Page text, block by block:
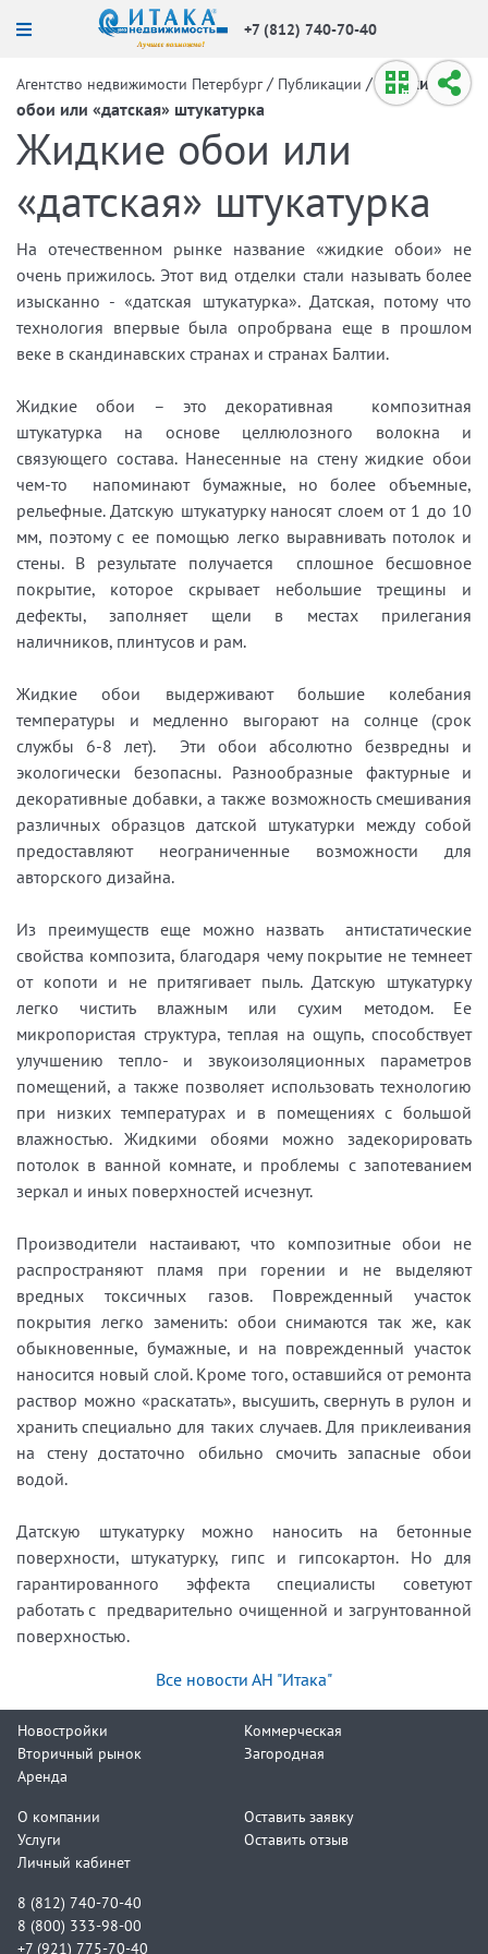
+7 (812) 740-70-40
Агентство недвижимости Петербург / Публикации / Жидкие
обои или «датская» штукатурка
Жидкие обои или
«датская» штукатурка
На отечественном рынке название «жидкие обои» не
очень прижилось. Этот вид отделки стали называть более
изысканно - «датская штукатурка». Датская, потому что
технология впервые была опробрвана еще в прошлом
веке в скандинавских странах и странах Балтии.
Жидкие обои – это декоративная композитная
штукатурка на основе целлюлозного волокна и
связующего состава. Нанесенные на стену жидкие обои
чем-то напоминают бумажные, но более объемные,
рельефные. Датскую штукатурку наносят слоем от 1 до 10
мм, поэтому с ее помощью легко выравнивать потолок и
стены. В результате получается сплошное бесшовное
покрытие, которое скрывает небольшие трещины и
дефекты, заполняет щели в местах прилегания
наличников, плинтусов и рам.
Жидкие обои выдерживают большие колебания
температуры и медленно выгорают на солнце (срок
службы 6-8 лет). Эти обои абсолютно безвредны и
экологически безопасны. Разнообразные фактурные и
декоративные добавки, а также возможность смешивания
различных образцов датской штукатурки между собой
предоставляют неограниченные возможности для
авторского дизайна.
Из преимуществ еще можно назвать антистатические
свойства композита, благодаря чему покрытие не темнеет
от копоти и не притягивает пыль. Датскую штукатурку
легко чистить влажным или сухим методом. Ее
микропористая структура, теплая на ощупь, способствует
улучшению тепло- и звукоизоляционных параметров
помещений, а также позволяет использовать технологию
при низких температурах и в помещениях с большой
влажностью. Жидкими обоями можно задекорировать
потолок в ванной комнате, и проблемы с запотеванием
зеркал и иных поверхностей исчезнут.
Производители настаивают, что композитные обои не
распространяют пламя при горении и не выделяют
вредных токсичных газов. Поврежденный участок
покрытия легко заменить: обои снимаются так же, как
обыкновенные, бумажные, и на поврежденный участок
наносится новый слой. Кроме того, оставшийся от ремонта
раствор можно «раскатать», высушить, свернуть в рулон и
хранить специально для таких случаев. Для приклеивания
на стену достаточно обильно смочить запасные обои
водой.
Датскую штукатурку можно наносить на бетонные
поверхности, штукатурку, гипс и гипсокартон. Но для
гарантированного эффекта специалисты советуют
работать с предварительно очищенной и загрунтованной
поверхностью.
Все новости АН "Итака"
Новостройки
Вторичный рынок
Аренда
Коммерческая
Загородная
О компании
Услуги
Личный кабинет
Оставить заявку
Оставить отзыв
8 (812) 740-70-40
8 (800) 333-98-00
+7 (921) 775-70-40